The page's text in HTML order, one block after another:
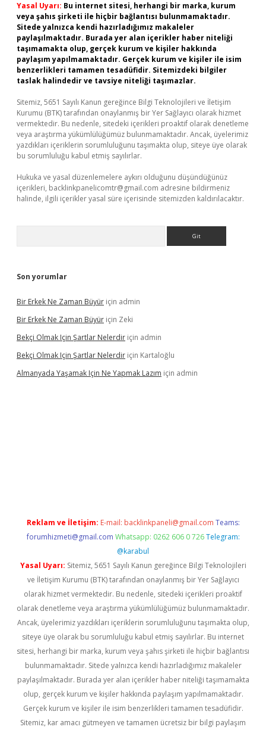
Yasal Uyarı: Bu internet sitesi, herhangi bir marka, kurum
veya şahıs şirketi ile hiçbir bağlantısı bulunmamaktadır.
Sitede yalnızca kendi hazırladığımız makaleler
paylaşılmaktadır. Burada yer alan içerikler haber niteliği
taşımamakta olup, gerçek kurum ve kişiler hakkında
paylaşım yapılmamaktadır. Gerçek kurum ve kişiler ile isim
benzerlikleri tamamen tesadüfidir. Sitemizdeki bilgiler
taslak halindedir ve tavsiye niteliği taşımazlar.
Sitemiz, 5651 Sayılı Kanun gereğince Bilgi Teknolojileri ve İletişim
Kurumu (BTK) tarafından onaylanmış bir Yer Sağlayıcı olarak hizmet
vermektedir. Bu nedenle, sitedeki içerikleri proaktif olarak denetleme
veya araştırma yükümlülüğümüz bulunmamaktadır. Ancak, üyelerimiz
yazdıkları içeriklerin sorumluluğunu taşımakta olup, siteye üye olarak
bu sorumluluğu kabul etmiş sayılırlar.
Hukuka ve yasal düzenlemelere aykırı olduğunu düşündüğünüz
içerikleri, backlinkpanelicomtr@gmail.com adresine bildirmeniz
halinde, ilgili içerikler yasal süre içerisinde sitemizden kaldırılacaktır.
Son yorumlar
Bir Erkek Ne Zaman Büyür için admin
Bir Erkek Ne Zaman Büyür için Zeki
Bekçi Olmak Için Şartlar Nelerdir için admin
Bekçi Olmak Için Şartlar Nelerdir için Kartaloğlu
Almanyada Yaşamak Için Ne Yapmak Lazım için admin
Reklam ve İletişim: E-mail: backlinkpaneli@gmail.com Teams:
forumhizmeti@gmail.com Whatsapp: 0262 606 0 726 Telegram:
@karabul
Yasal Uyarı: Sitemiz, 5651 Sayılı Kanun gereğince Bilgi Teknolojileri
ve İletişim Kurumu (BTK) tarafından onaylanmış bir Yer Sağlayıcı
olarak hizmet vermektedir. Bu nedenle, sitedeki içerikleri proaktif
olarak denetleme veya araştırma yükümlülüğümüz bulunmamaktadır.
Ancak, üyelerimiz yazdıkları içeriklerin sorumluluğunu taşımakta olup,
siteye üye olarak bu sorumluluğu kabul etmiş sayılırlar. Bu internet
sitesi, herhangi bir marka, kurum veya şahıs şirketi ile hiçbir bağlantısı
bulunmamaktadır. Sitede yalnızca kendi hazırladığımız makaleler
paylaşılmaktadır. Burada yer alan içerikler haber niteliği taşımamakta
olup, gerçek kurum ve kişiler hakkında paylaşım yapılmamaktadır.
Gerçek kurum ve kişiler ile isim benzerlikleri tamamen tesadüfidir.
Sitemiz, kar amacı gütmeyen ve tamamen ücretsiz bir bilgi paylaşım